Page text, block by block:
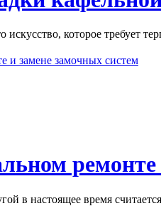
искусство, которое требует
в настоящее время